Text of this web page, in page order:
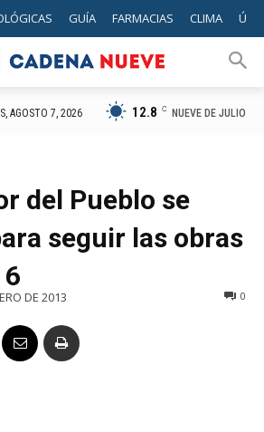
GUÍA FARMACIAS CLIMA
AGOSTO 7, 2026 12.8 C NUEVE DE JULIO
del Pueblo se
seguir las obras
DE 2013 0